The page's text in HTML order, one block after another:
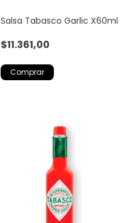
Salsa Tabasco Garlic X60ml
$11.361,00